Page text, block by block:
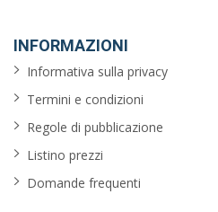
INFORMAZIONI
Informativa sulla privacy
Termini e condizioni
Regole di pubblicazione
Listino prezzi
Domande frequenti